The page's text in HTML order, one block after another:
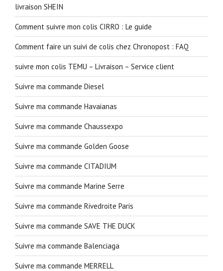
livraison SHEIN
Comment suivre mon colis CIRRO : Le guide
Comment faire un suivi de colis chez Chronopost : FAQ
suivre mon colis TEMU – Livraison – Service client
Suivre ma commande Diesel
Suivre ma commande Havaianas
Suivre ma commande Chaussexpo
Suivre ma commande Golden Goose
Suivre ma commande CITADIUM
Suivre ma commande Marine Serre
Suivre ma commande Rivedroite Paris
Suivre ma commande SAVE THE DUCK
Suivre ma commande Balenciaga
Suivre ma commande MERRELL